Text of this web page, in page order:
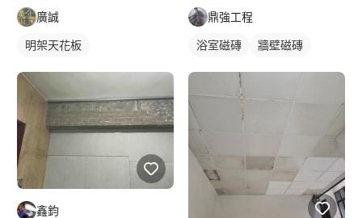
廣誠
明架天花板
鑫鈞
鼎強工程
浴室磁磚 牆壁磁磚